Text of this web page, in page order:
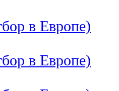
в Европе)
в Европе)